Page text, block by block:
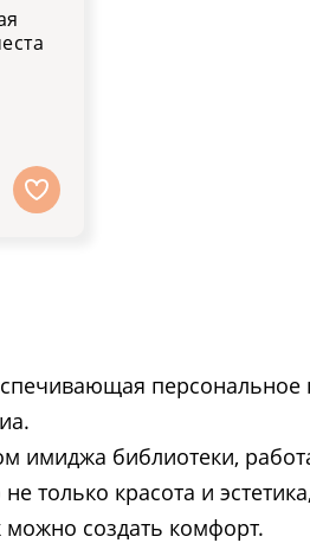
персональное
имиджа библиотеки,
только красота и
создать комфорт.